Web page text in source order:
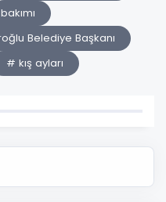
Belediye Başkanı
# kış ayları